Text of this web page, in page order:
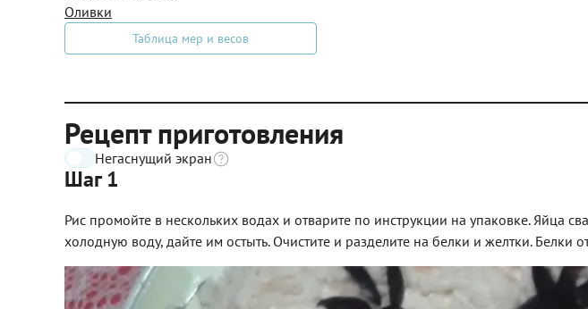
Оливки
Таблица мер и весов
Рецепт приготовления
Негаснущий экран
Шаг 1
Рис промойте в нескольких водах и отварите по инструкции на упаковке. Яйца
холодную воду, дайте им остыть. Очистите и разделите на белки и желтки. Белки